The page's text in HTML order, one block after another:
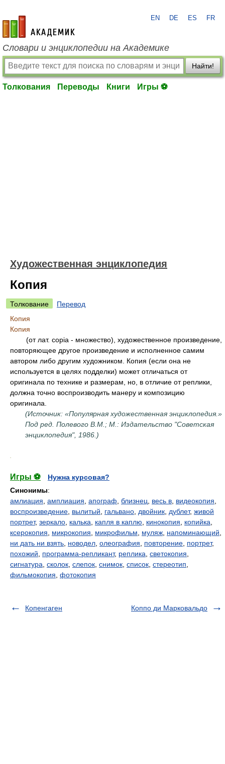
academic.ru
EN DE ES FR
Словари и энциклопедии на Академике
Найти!
Толкования Переводы Книги Игры ⚽
Художественная энциклопедия
Копия
Толкование
Перевод
Копия
Копия
(от лат. copia - множество), художественное произведение,
повторяющее другое произведение и исполненное самим
автором либо другим художником. Копия (если она не
используется в целях подделки) может отличаться от
оригинала по технике и размерам, но, в отличие от реплики,
должна точно воспроизводить манеру и композицию
оригинала.
(Источник: «Популярная художественная энциклопедия.»
Под ред. Полевого В.М.; М.: Издательство "Советская
энциклопедия", 1986.)
Игры ⚽
Нужна курсовая?
Синонимы:
амлиация амплиация апограф близнец весь в видеокопия
воспроизведение вылитый гальвано двойник дублет, живой
портрет, зеркало калька капля в каплю кинокопия копийка
ксерокопия
микрокопия микрофильм муляж напоминающий
ни дать ни взять новодел олеография повторение портрет,
похожий
программа-репликант, реплика светокопия
сигнатура сколок слепок снимок список стереотип
фильмокопия фотокопия
Копенгаген Коппо ди Марковальдо